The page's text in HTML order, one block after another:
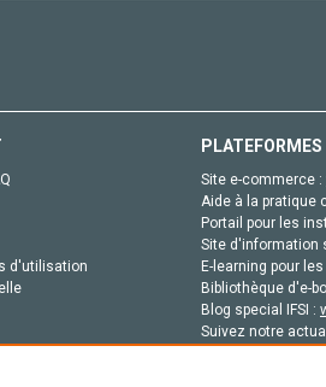
d'utilisation
Site e-commerce :
Aide à la pratique
Portail pour les
Site d'information
E-learning pour
Bibliothèque d'e-
Blog special IFSI :
Suivez notre